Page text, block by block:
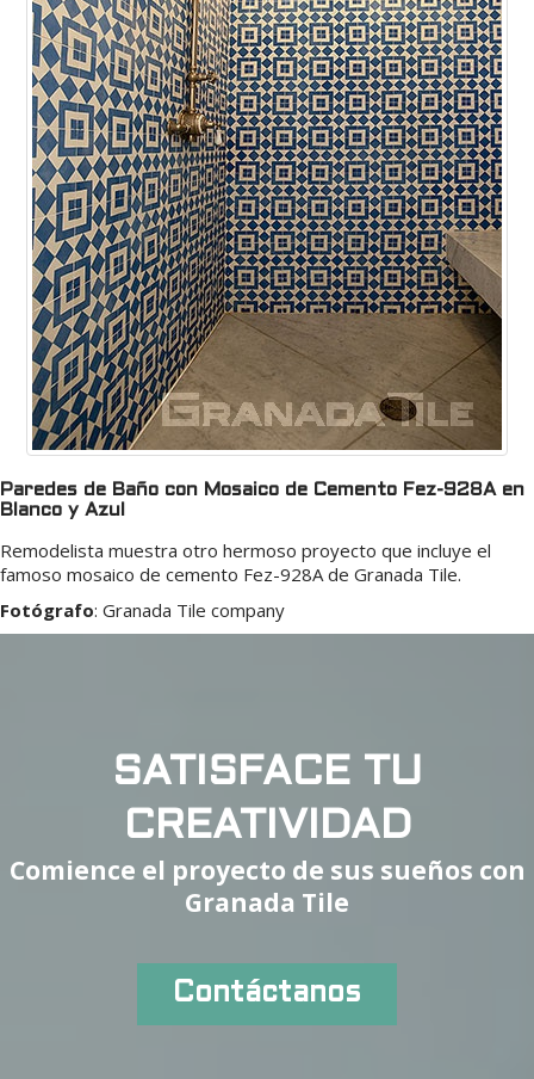
Paredes de Baño con Mosaico de Cemento Fez-928A en
Blanco y Azul
Remodelista muestra otro hermoso proyecto que incluye el
famoso mosaico de cemento Fez-928A de Granada Tile.
Fotógrafo: Granada Tile company
SATISFACE TU
CREATIVIDAD
Comience el proyecto de sus sueños con
Granada Tile
Contáctanos